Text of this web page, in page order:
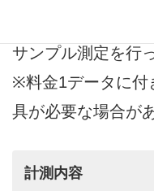
サンプル測定を行
※料金1データに
具が必要な場合が
計測内容